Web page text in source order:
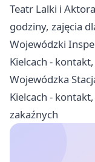
Teatr Lalki i
godziny, zajęcia
Wojewódzki
Kielcach -
Wojewódzka
Kielcach -
zakaźnych